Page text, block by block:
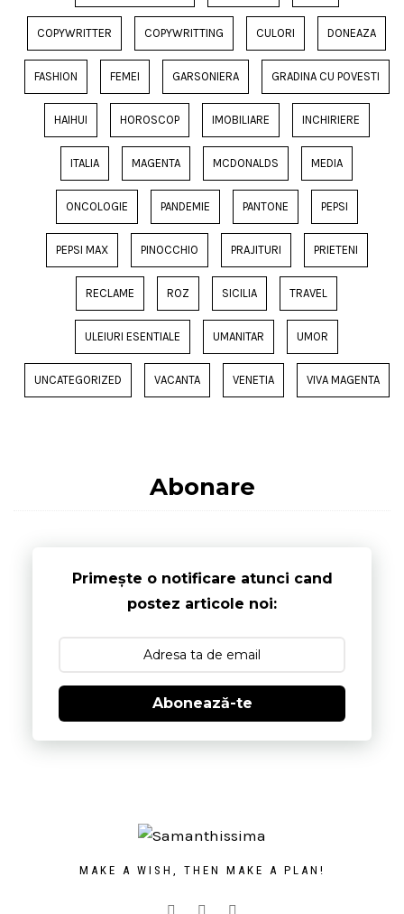
COPYWRITTER COPYWRITTING CULORI DONEAZA
FASHION FEMEI GARSONIERA GRADINA CU POVESTI
HAIHUI HOROSCOP IMOBILIARE INCHIRIERE
ITALIA MAGENTA MCDONALDS MEDIA
ONCOLOGIE PANDEMIE PANTONE PEPSI
PEPSI MAX PINOCCHIO PRAJITURI PRIETENI
RECLAME ROZ SICILIA TRAVEL
ULEIURI ESENTIALE UMANITAR UMOR
UNCATEGORIZED VACANTA VENETIA VIVA MAGENTA
Abonare
Primește o notificare atunci cand
postez articole noi:
Abonează-te
MAKE A WISH, THEN MAKE A PLAN!